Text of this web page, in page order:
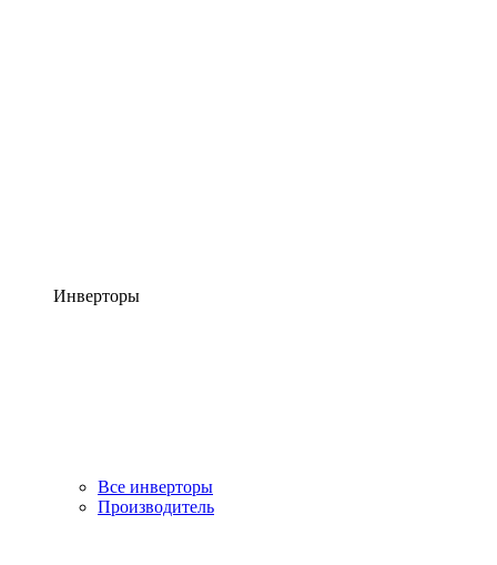
Инверторы
Все инверторы
Производитель